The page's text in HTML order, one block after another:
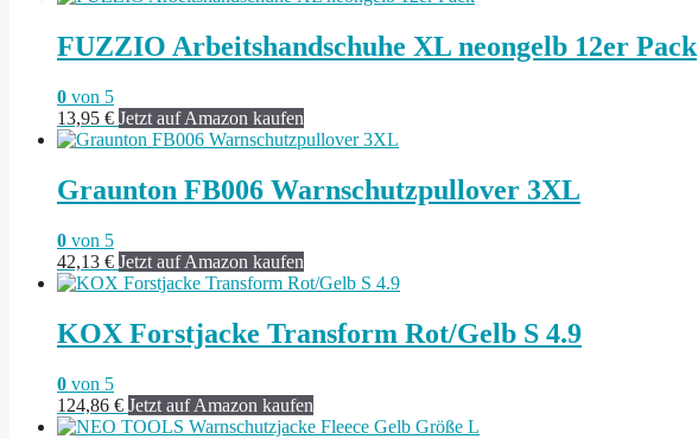
FUZZIO Arbeitshandschuhe XL neongelb 12er Pack
0 von 5
13,95 € Jetzt auf Amazon kaufen
Graunton FB006 Warnschutzpullover 3XL
0 von 5
42,13 € Jetzt auf Amazon kaufen
KOX Forstjacke Transform Rot/Gelb S 4.9
0 von 5
124,86 € Jetzt auf Amazon kaufen